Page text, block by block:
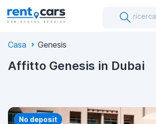
ricerca
Casa Genesis
Affitto Genesis in Dubai
Priority
No deposit